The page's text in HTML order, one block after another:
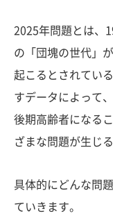
2025年問題とは、
の「団塊の世代」
起こるとされてい
すデータによって
後期高齢者になる
ざまな問題が生じ
具体的にどんな問
ていきます。